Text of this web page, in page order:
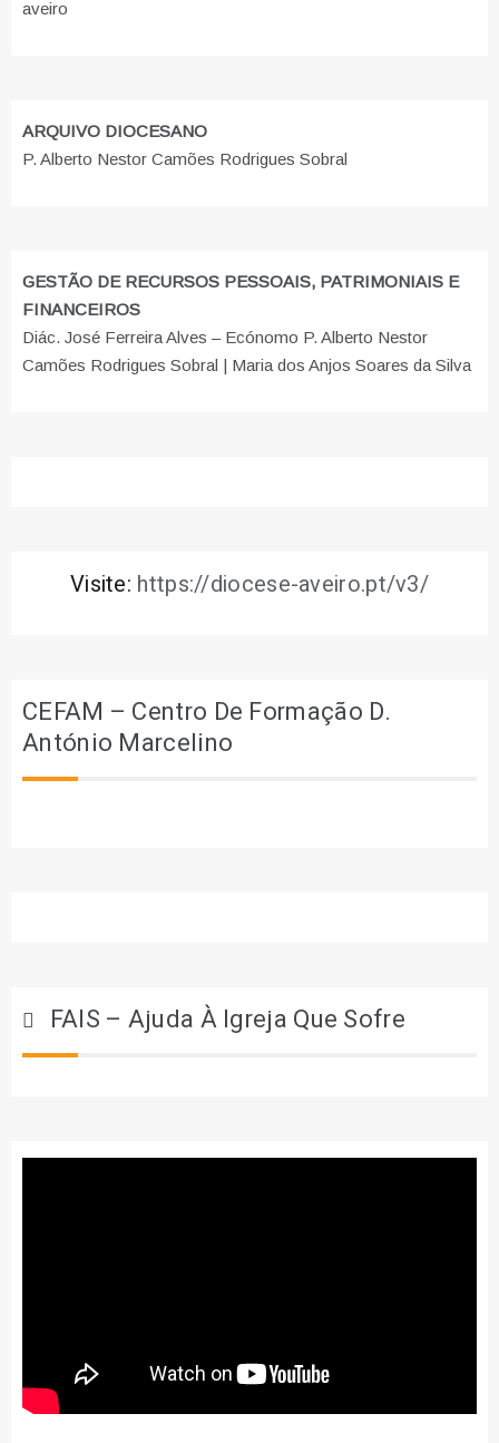
aveiro
ARQUIVO DIOCESANO
P. Alberto Nestor Camões Rodrigues Sobral
GESTÃO DE RECURSOS PESSOAIS, PATRIMONIAIS E
FINANCEIROS
Diác. José Ferreira Alves – Ecónomo P. Alberto Nestor
Camões Rodrigues Sobral | Maria dos Anjos Soares da Silva
Visite: https://diocese-aveiro.pt/v3/
CEFAM – Centro De Formação D.
António Marcelino
FAIS – Ajuda À Igreja Que Sofre